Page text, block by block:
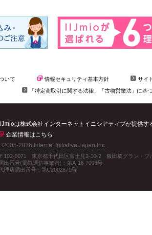
いて 情報セキュリティ基本方針
サイ
「特定商取引に関する法律」「古物営業法」に基
は株式会社インターネットイニシアティブが提供
企業情報はこちら
2026 Internet Initiative Japan Inc.
102-0071 東京都千代田区富士見2-10-2 飯田橋グラン・ブ
届出番号(電気通信事業者)：第A-16-7006号
理店届出番号：第C2002871号